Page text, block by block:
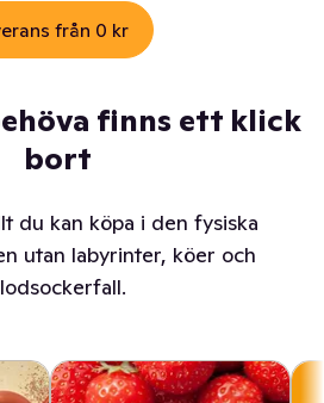
från 0 kr
finns ett klick
bort
du kan köpa i den fysiska
utan labyrinter, köer och